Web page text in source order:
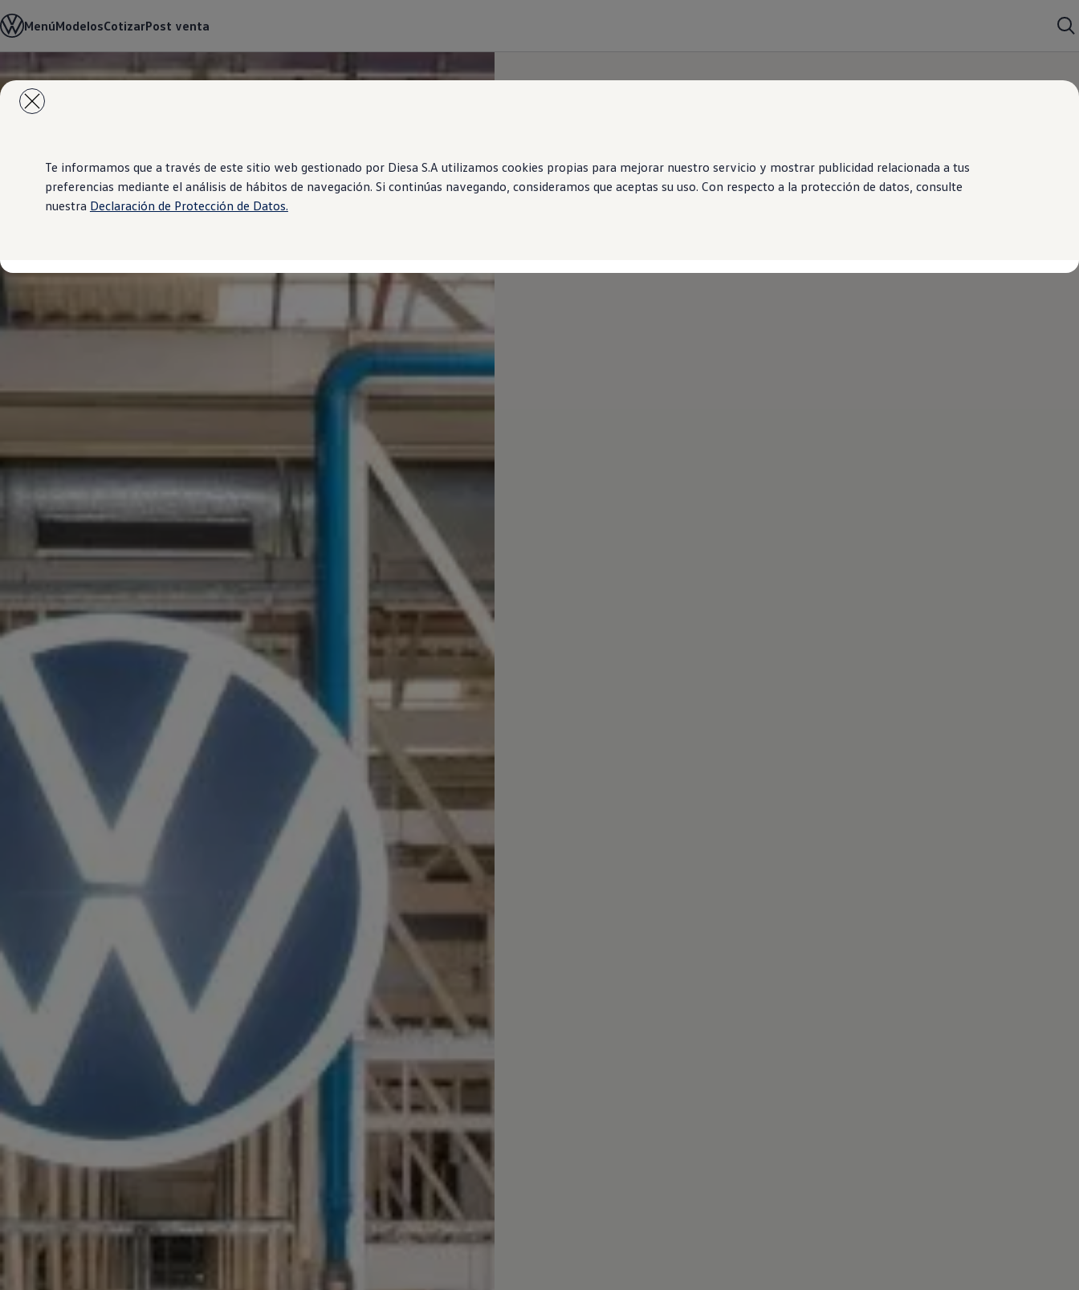
Te informamos que a través de este sitio web gestionado por Diesa S.A utilizamos cookies propias para mejorar nuestro servicio y mostrar publicidad relacionada a tus
preferencias mediante el análisis de hábitos de navegación. Si continúas navegando, consideramos que aceptas su uso. Con respecto a la protección de datos, consulte
nuestra Declaración de Protección de Datos.
contenido
a pie
MenúModelosCotizarPost venta
Modelos y Concesionarios
Concesionarios
SUVW
Test Drive
Contáctenos
Marca y Experiencia
Tengo un Volkswagen
Manuales Volkswagen
Postventas
Agendamiento Online